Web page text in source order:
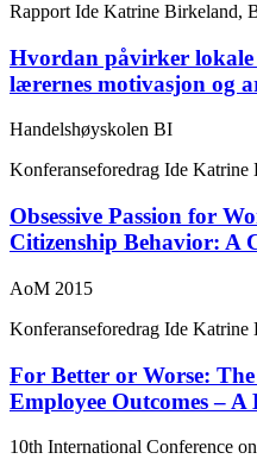
Rapport Ide Katrine Birkeland,
Hvordan påvirker
lærernes motivasjon og
Handelshøyskolen BI
Konferanseforedrag Ide Katrine
Obsessive Passion for
Citizenship Behavior: A
AoM 2015
Konferanseforedrag Ide Katrine
For Better or Worse:
Employee Outcomes – A
10th International Conference